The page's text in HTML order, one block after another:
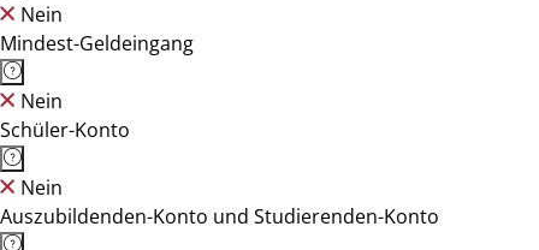
Nein
Mindest-Geldeingang
Nein
Schüler-Konto
Nein
Auszubildenden-Konto und Studierenden-Konto